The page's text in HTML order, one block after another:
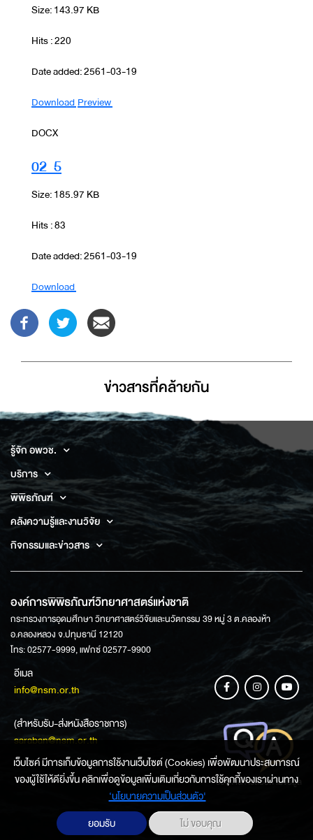
Size: 143.97 KB
Hits : 220
Date added: 2561-03-19
DownloadPreview
DOCX
02_5
Size: 185.97 KB
Hits : 83
Date added: 2561-03-19
Download
ข่าวสารที่่คล้ายกัน
รู้จัก อพวช.
บริการ
พิพิธภัณฑ์
คลังความรู้และงานวิจัย
กิจกรรมและข่าวสาร
องค์การพิพิธภัณฑ์วิทยาศาสตร์แห่งชาติ
กระทรวงการอุดมศึกษา วิทยาศาสตร์วิจัยและนวัตกรรม 39 หมู่ 3 ต.คลองห้า
อ.คลองหลวง จ.ปทุมธานี 12120
โทร: 02577-9999, แฟกซ์ 02577-9900
อีเมล
info@nsm.or.th
(สำหรับรับ-ส่งหนังสือราชการ)
saraban@nsm.or.th
ช่องทางการสอบถามข้อมูล
เว็บไซค์ มีการเก็บข้อมูลการใช้งานเว็บไซต์ (Cookies) เพื่อพัฒนาประสบการณ์
ของผู้ใช้ให้ดียิ่งขึ้น คลิกเพื่อดูข้อมูลเพิ่มเติมเกี่ยวกับการใช้คุกกี้ของเราผ่านทาง
‘นโยบายความเป็นส่วนตัว'
ยอมรับ
ไม่ ขอบคุณ